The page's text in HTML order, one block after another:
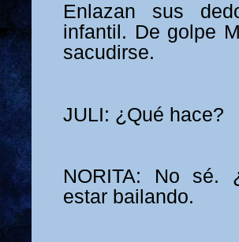
Enlazan sus
infantil. De golpe
sacudirse.
JULI: ¿Qué hace?
NORITA: No sé.
estar bailando.